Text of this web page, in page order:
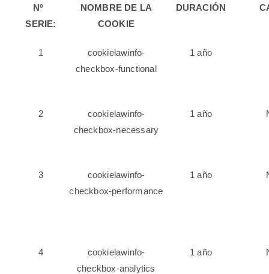
Nº
SERIE:
NOMBRE DE LA
COOKIE
DURACIÓN
1
cookielawinfo-
checkbox-functional
1 año
2
cookielawinfo-
checkbox-necessary
1 año
3
cookielawinfo-
checkbox-performance
1 año
4
cookielawinfo-
checkbox-analytics
1 año